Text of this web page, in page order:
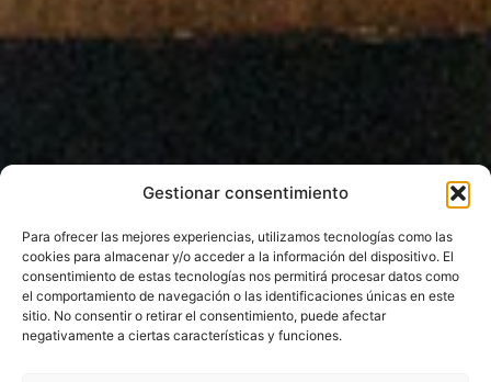
Gestionar consentimiento
Para ofrecer las mejores experiencias, utilizamos tecnologías como las
cookies para almacenar y/o acceder a la información del dispositivo. El
consentimiento de estas tecnologías nos permitirá procesar datos como
el comportamiento de navegación o las identificaciones únicas en este
sitio. No consentir o retirar el consentimiento, puede afectar
negativamente a ciertas características y funciones.